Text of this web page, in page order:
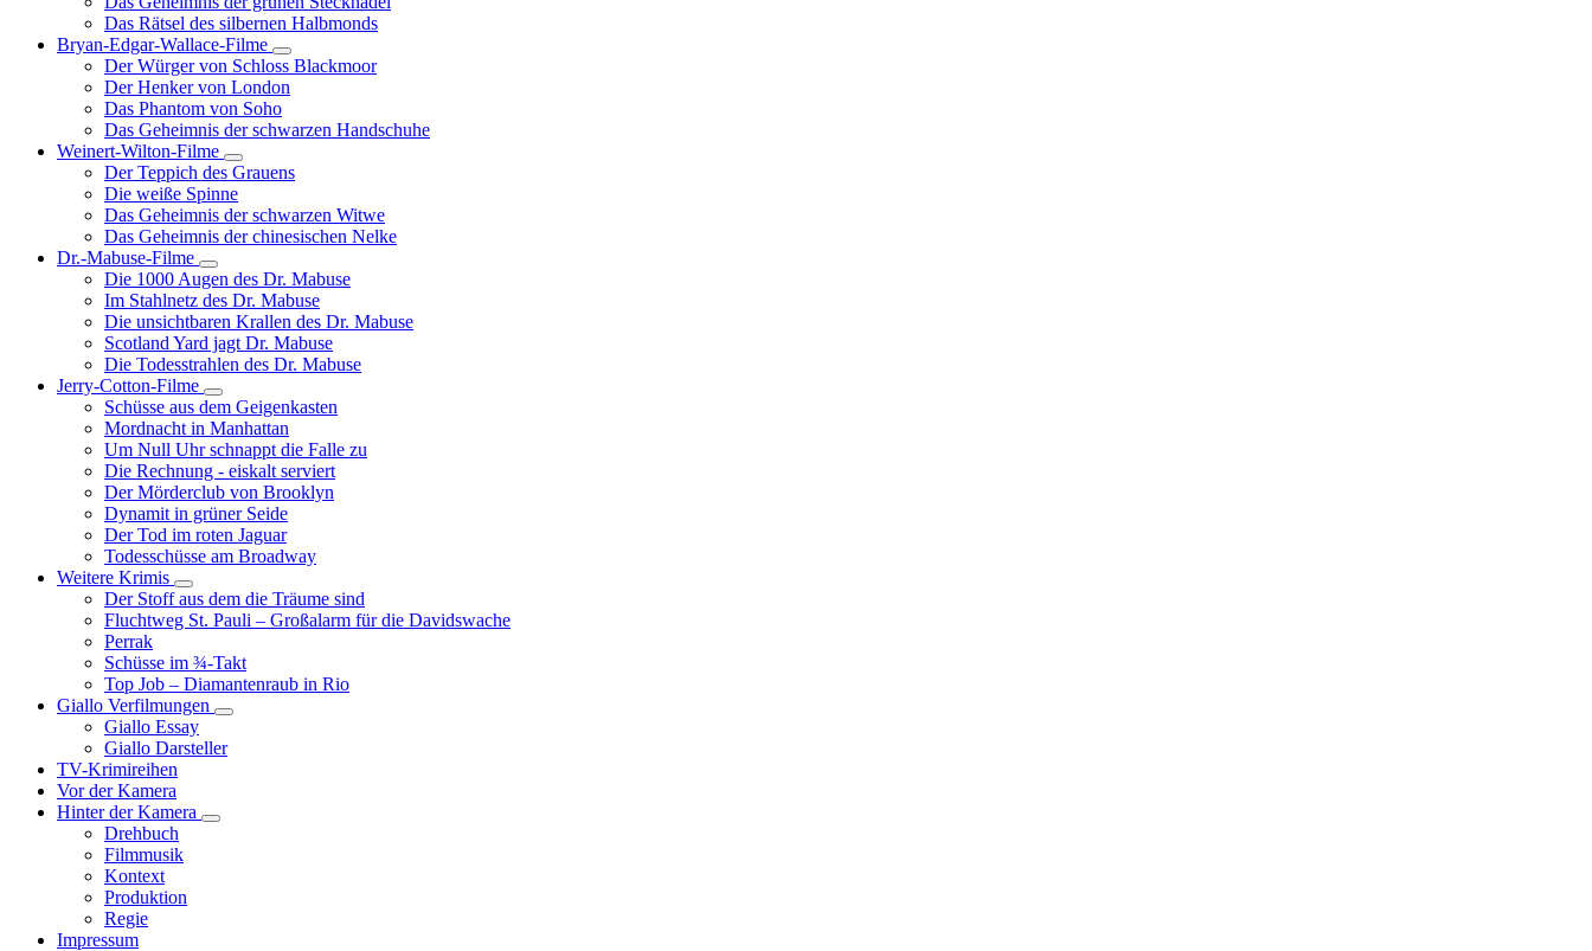
Das Rätsel des silbernen Halbmonds
Bryan-Edgar-Wallace-Filme
Unternavigation
von
Bryan-
Wallace-
Der Würger von Schloss Blackmoor
Der Henker von London
Das Phantom von Soho
Das Geheimnis der schwarzen Handschuhe
Weinert-Wilton-Filme
Unternavigation
von
Weinert-
Wilton-
Filme
Der Teppich des Grauens
Die weiße Spinne
Das Geheimnis der schwarzen Witwe
Das Geheimnis der chinesischen Nelke
Dr.-Mabuse-Filme
Unternavigation
von
Dr.-
Mabuse-
Filme
Die 1000 Augen des Dr. Mabuse
Im Stahlnetz des Dr. Mabuse
Die unsichtbaren Krallen des Dr. Mabuse
Scotland Yard jagt Dr. Mabuse
Die Todesstrahlen des Dr. Mabuse
Jerry-Cotton-Filme
Unternavigation
von
Jerry-
Cotton-
Filme
Schüsse aus dem Geigenkasten
Mordnacht in Manhattan
Um Null Uhr schnappt die Falle zu
Die Rechnung - eiskalt serviert
Der Mörderclub von Brooklyn
Dynamit in grüner Seide
Der Tod im roten Jaguar
Todesschüsse am Broadway
Weitere Krimis
Unternavigation
von
Weitere
Der Stoff aus dem die Träume sind
Fluchtweg St. Pauli – Großalarm für die Davidswache
Perrak
Schüsse im ¾-Takt
Top Job – Diamantenraub in Rio
Giallo Verfilmungen
Unternavigation
Giallo
Giallo Essay
Giallo Darsteller
TV-Krimireihen
Vor der Kamera
Hinter der Kamera
Unternavigation
Drehbuch
Filmmusik
Kontext
Produktion
Regie
Impressum